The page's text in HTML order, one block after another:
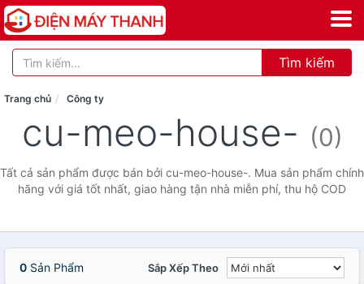
Tìm kiếm
Trang chủ Công ty
cu-meo-house- (0)
Tất cả sản phẩm được bán bởi cu-meo-house-. Mua sản phẩm chính
hãng với giá tốt nhất, giao hàng tận nhà miễn phí, thu hộ COD
0 Sản Phẩm Sắp Xếp Theo